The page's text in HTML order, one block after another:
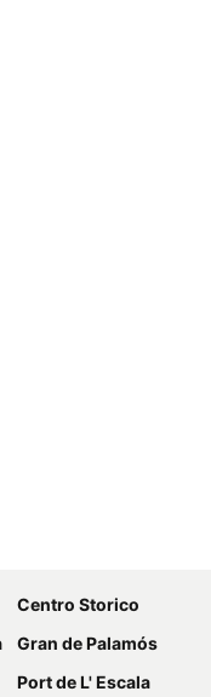
Centro Storico
Gran de Palamós
Port de L' Escala